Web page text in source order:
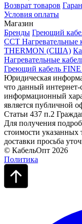
Возврат товаров
Условия оплаты
Магазин
Бренды Греющий
ССТ
THERMON (США)
Нагревательные
Греющий кабель
Юридическая
что данный
информационный
является публичной
Статьи 437 п.2
Для получения
стоимости указанных
доставки просьба
© КабельОпт 2026
Политика